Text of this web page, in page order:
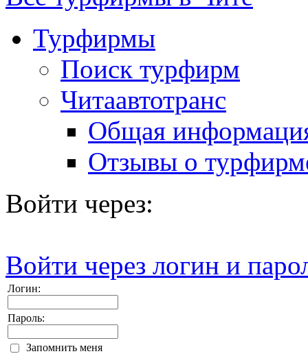
Турфирмы
Поиск турфирм
Читаавтотранс
Общая
Отзывы о
Войти через:
Войти через логин и
Логин:
Пароль:
Запомнить меня